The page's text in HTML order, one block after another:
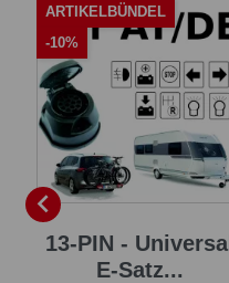

13-PIN - Universal
E-Satz...
ARTIKELBÜNDEL
-10%